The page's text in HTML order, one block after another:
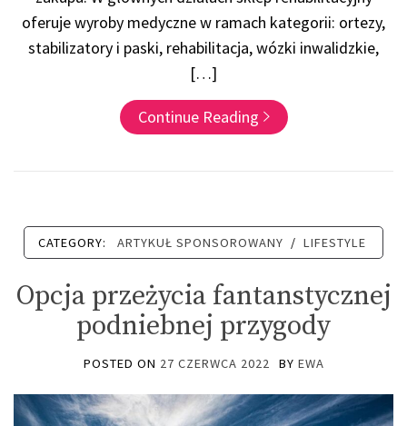
oferuje wyroby medyczne w ramach kategorii: ortezy,
stabilizatory i paski, rehabilitacja, wózki inwalidzkie,
[…]
Continue Reading
CATEGORY: ARTYKUŁ SPONSOROWANY / LIFESTYLE
Opcja przeżycia fantanstycznej
podniebnej przygody
POSTED ON 27 CZERWCA 2022 BY EWA